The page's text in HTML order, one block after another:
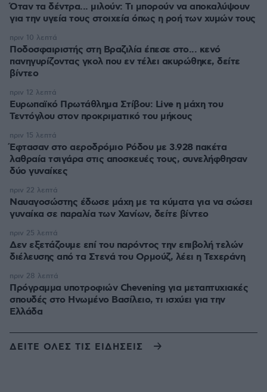
Όταν τα δέντρα... μιλούν: Τι μπορούν να αποκαλύψουν
για την υγεία τους στοιχεία όπως η ροή των χυμών τους
Ποδοσφαιριστής στη Βραζιλία έπεσε στο... κενό
πανηγυρίζοντας γκολ που εν τέλει ακυρώθηκε, δείτε
βίντεο
πριν 10 λεπτά
Ευρωπαϊκό Πρωτάθλημα Στίβου: Live η μάχη του
Τεντόγλου στον προκριματικό του μήκους
πριν 12 λεπτά
Έφτασαν στο αεροδρόμιο Ρόδου με 3.928 πακέτα
λαθραία τσιγάρα στις αποσκευές τους, συνελήφθησαν
δύο γυναίκες
πριν 15 λεπτά
Ναυαγοσώστης έδωσε μάχη με τα κύματα για να σώσει
γυναίκα σε παραλία των Χανίων, δείτε βίντεο
πριν 22 λεπτά
Δεν εξετάζουμε επί του παρόντος την επιβολή τελών
διέλευσης από τα Στενά του Ορμούζ, λέει η Τεχεράνη
πριν 25 λεπτά
Πρόγραμμα υποτροφιών Chevening για μεταπτυχιακές
σπουδές στο Ηνωμένο Βασίλειο, τι ισχύει για την
Ελλάδα
πριν 28 λεπτά
ΔΕΙΤΕ ΟΛΕΣ ΤΙΣ ΕΙΔΗΣΕΙΣ